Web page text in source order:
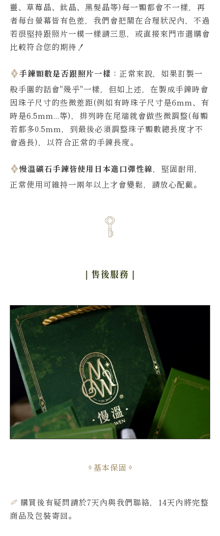
靈、草莓晶、鈦晶、黑髮晶等)每一顆都會不一樣，再
者每台螢幕皆有色差，我們會把關在合理狀況內，不過
若很堅持跟照片一模一樣請三思，或直接來門市選購會
比較符合您的期待！
手鍊顆數是否跟照片一樣 ：正常來說，如果訂製一
般手圍的話會"幾乎"一樣，但如上述，在製成手鍊時會
因珠子尺寸的些微差距(例如有時珠子尺寸是6mm、有
時是6.5mm...等)，排列時在尾端就會做些微調整(每顆
若都多0.5mm，到最後必須調整珠子顆數總長度才不
會過長)，以符合正常的手鍊長度。
慢溫礦石手鍊皆使用日本進口彈性線，堅固耐用，
正常使用可維持一兩年以上才會變鬆，請放心配戴。
｜售後服務 ｜
基本保固
購買後有疑問請於7天內與我們聯絡，14天內將完整
商品及包裝寄回。